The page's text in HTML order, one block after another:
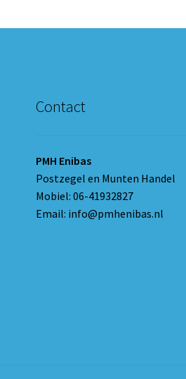
Contact
PMH Enibas
Postzegel en Munten Handel
Mobiel: 06-41932827
Email: info@pmhenibas.nl